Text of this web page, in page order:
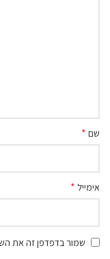
שם *
אימייל *
שמור בדפדפן זה את